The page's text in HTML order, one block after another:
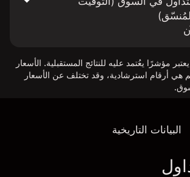
يعتبر مؤشرًا يعُتمد عليه للنتائج المستقبلية. الأسعار
هي أرقام استرشادية، وقد تختلف عن الأسعار
البيانات التاريخية